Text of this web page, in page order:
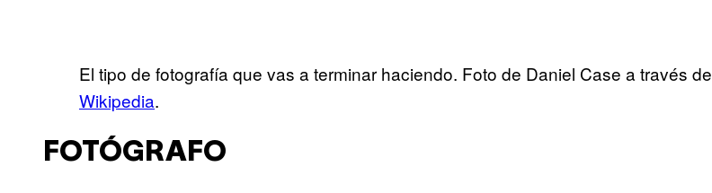
El tipo de fotografía que vas a terminar haciendo. Foto de Daniel Case a través de
Wikipedia.
FOTÓGRAFO